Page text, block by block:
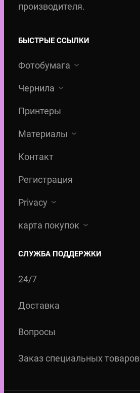
производителя.
БЫСТРЫЕ ССЫЛКИ
Фотобумага
Чернила
Принтеры
Материалы
Контакт
Регистрация
Privacy
карта покупок
СЛУЖБА ПОДДЕРЖКИ
24/7
Доставка
Вопросы
Заказ специальных товаров